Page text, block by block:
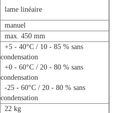
lame linéaire
manuel
max. 450 mm
+5 - 40°C / 10 - 85 % sans
condensation
+0 - 60°C / 20 - 80 % sans
condensation
-25 - 60°C / 20 - 80 % sans
condensation
22 kg